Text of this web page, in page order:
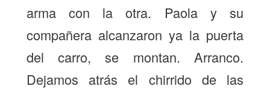
arma con la otra. Paola y su
compañera alcanzaron ya la puerta
del carro, se montan. Arranco.
Dejamos atrás el chirrido de las